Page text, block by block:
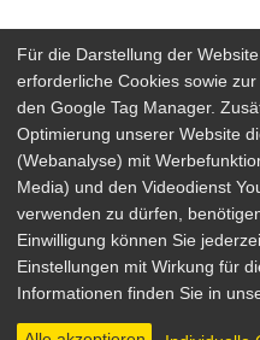
Arthaus Stores
Social Media
Detailsuche
Newsletter
Über Arthaus
Impressum
Datenschutz
AGB
Für die Darstellung der
erforderliche Cookies sowie
den Google Tag Manager.
Optimierung unserer Website
(Webanalyse) mit
Media) und den Videodienst
verwenden zu dürfen,
Einwilligung können Sie
Einstellungen mit Wirkung für
Informationen finden Sie in